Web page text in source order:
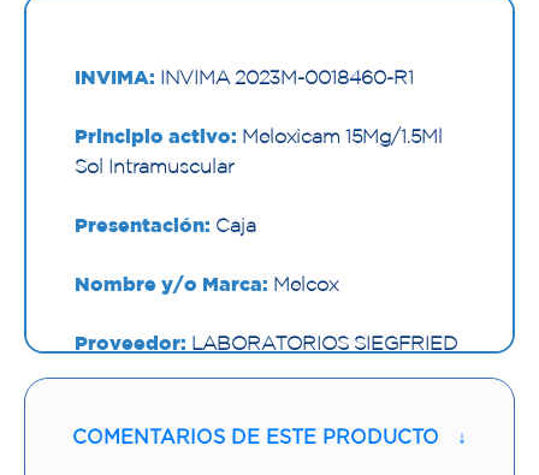
INVIMA: INVIMA 2023M-0018460-R1
Principio activo: Meloxicam 15Mg/1.5Ml
Sol Intramuscular
Presentación: Caja
Nombre y/o Marca: Melcox
Proveedor: LABORATORIOS SIEGFRIED
S.A
Vía de administración:
COMENTARIOS DE ESTE PRODUCTO ↓